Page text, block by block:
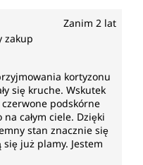
oraz do
i znużenia.
do prawidłowego
do
do
oraz do
Zanim 2 lat
zakup
kortyzonu
się kruche. Wskutek
podskórne
całym ciele. Dzięki
stan znacznie się
już plamy. Jestem